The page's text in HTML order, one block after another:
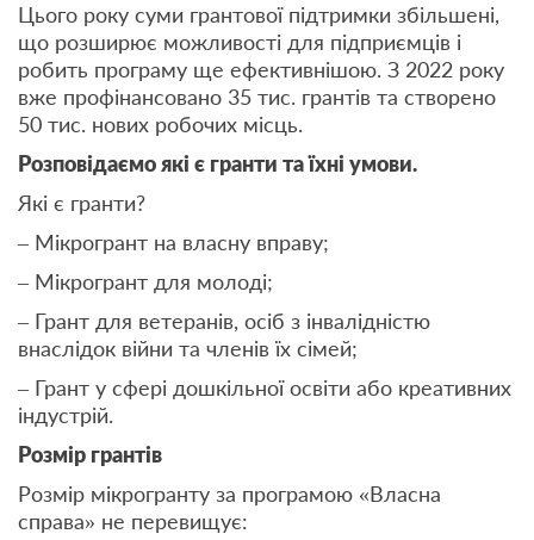
Цього року суми грантової підтримки збільшені,
що розширює можливості для підприємців і
робить програму ще ефективнішою. З 2022 року
вже профінансовано 35 тис. грантів та створено
50 тис. нових робочих місць.
Розповідаємо які є гранти та їхні умови.
Які є гранти?
– Мікрогрант на власну вправу;
– Мікрогрант для молоді;
– Грант для ветеранів, осіб з інвалідністю
внаслідок війни та членів їх сімей;
– Грант у сфері дошкільної освіти або креативних
індустрій.
Розмір грантів
Розмір мікрогранту за програмою «Власна
справа» не перевищує: